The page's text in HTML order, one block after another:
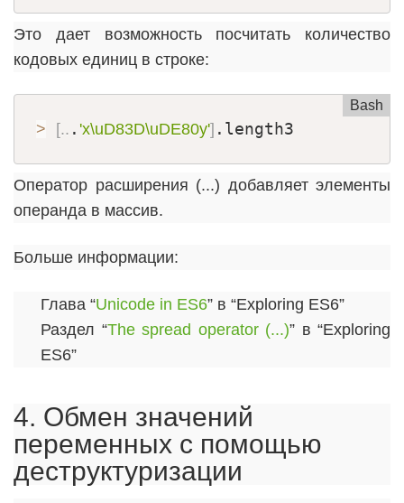
Это дает возможность посчитать количество
кодовых единиц в строке:
Bash
> [.. . 'x\uD83D\uDE80y'] .length3
Оператор расширения (...) добавляет элементы
операнда в массив.
Больше информации:
Глава “Unicode in ES6” в “Exploring ES6”
Раздел “The spread operator (...)” в “Exploring
ES6”
4. Обмен значений
переменных с помощью
деструктуризации